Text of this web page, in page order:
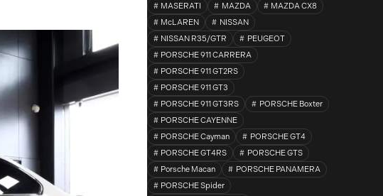
MASERATI
MAZDA
MAZDA CX8
McLAREN
NISSAN
NISSAN R35/GTR
PEUGEOT
PORSCHE 911 CARRERA
PORSCHE 911 GT2RS
PORSCHE 911 GT3
PORSCHE 911 GT3RS
PORSCHE Boxter
PORSCHE CAYENNE
PORSCHE Cayman
PORSCHE GT4
PORSCHE GT4RS
PORSCHE GTS
Porsche Macan
PORSCHE PANAMERA
PORSCHE Spider